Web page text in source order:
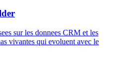
sur les donnees CRM et les
vivantes qui evoluent avec le